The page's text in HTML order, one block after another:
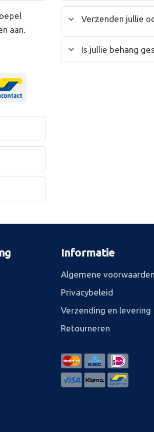
aan.
Verzenden jullie
Is jullie behang
Informatie
Algemene voorwaarden
Privacybeleid
Verzending en levering
Retourneren